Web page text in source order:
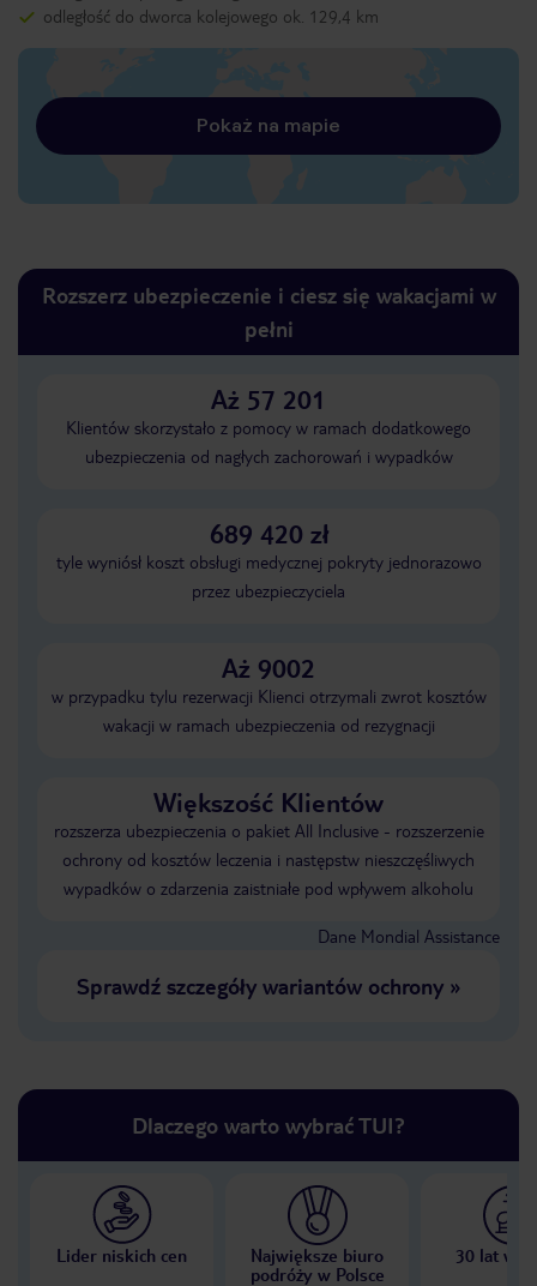
odległość do dworca kolejowego ok. 129,4 km
Pokaż na mapie
Rozszerz ubezpieczenie i ciesz się wakacjami w
pełni
Aż 57 201
Klientów skorzystało z pomocy w ramach dodatkowego
ubezpieczenia od nagłych zachorowań i wypadków
689 420 zł
tyle wyniósł koszt obsługi medycznej pokryty jednorazowo
przez ubezpieczyciela
Aż 9002
w przypadku tylu rezerwacji Klienci otrzymali zwrot kosztów
wakacji w ramach ubezpieczenia od rezygnacji
Większość Klientów
rozszerza ubezpieczenia o pakiet All Inclusive - rozszerzenie
ochrony od kosztów leczenia i następstw nieszczęśliwych
wypadków o zdarzenia zaistniałe pod wpływem alkoholu
Dane Mondial Assistance
Sprawdź szczegóły wariantów ochrony»
Dlaczego warto wybrać TUI?
Lider niskich cen
Największe biuro
podróży w Polsce
30 lat w